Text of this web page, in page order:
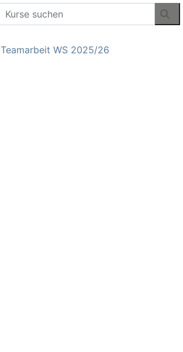
Kurse suchen
Teamarbeit WS 2025/26